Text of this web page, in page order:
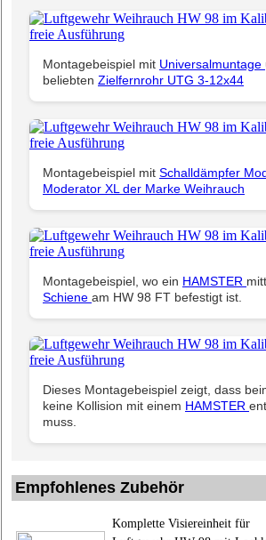
Montagebeispiel mit Universalmuntage
beliebten Zielfernrohr UTG 3-12x44
Montagebeispiel mit Schalldämpfer
Moderator XL der Marke Weihrauch
Montagebeispiel, wo ein HAMSTER
Schiene am HW 98 FT befestigt ist.
Dieses Montagebeispiel zeigt, dass
keine Kollision mit einem HAMSTER
muss.
Empfohlenes Zubehör
Komplette Visiereinheit für